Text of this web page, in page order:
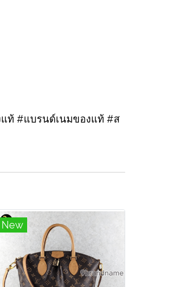
แท้ #แบรนด์เนมของแท้ #ส
New